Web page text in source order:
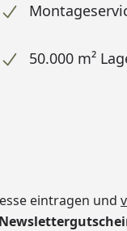
50.000 m²
eintragen und